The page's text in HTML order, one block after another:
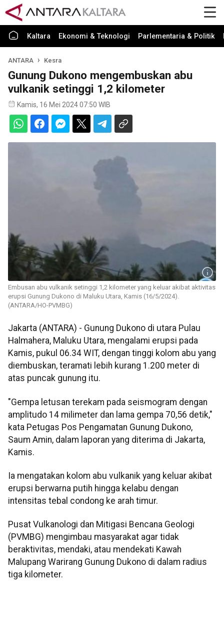
Kaltara Ekonomi & Teknologi Parlementaria & Politik
ANTARA Kesra
Gunung Dukono mengembuskan abu
vulkanik setinggi 1,2 kilometer
Kamis, 16 Mei 2024 07:50 WIB
Embusan abu vulkanik setinggi 1,2 kilometer yang keluar akibat aktivitas
erupsi Gunung Dukono di Maluku Utara, Kamis (16/5/2024).
(ANTARA/HO-PVMBG)
Jakarta (ANTARA) - Gunung Dukono di utara Pulau
Halmahera, Maluku Utara, mengalami erupsi pada
Kamis, pukul 06.34 WIT, dengan tinggi kolom abu yang
diembuskan, teramati lebih kurang 1.200 meter di
atas puncak gunung itu.
"Gempa letusan terekam pada seismogram dengan
amplitudo 14 milimeter dan lama gempa 70,56 detik,"
kata Petugas Pos Pengamatan Gunung Dukono,
Saum Amin, dalam laporan yang diterima di Jakarta,
Kamis.
Ia mengatakan kolom abu vulkanik yang keluar akibat
erupsi berwarna putih hingga kelabu dengan
intensitas tebal condong ke arah timur.
Pusat Vulkanologi dan Mitigasi Bencana Geologi
(PVMBG) mengimbau masyarakat agar tidak
beraktivitas, mendaki, atau mendekati Kawah
Malupang Warirang Gunung Dukono di dalam radius
tiga kilometer.